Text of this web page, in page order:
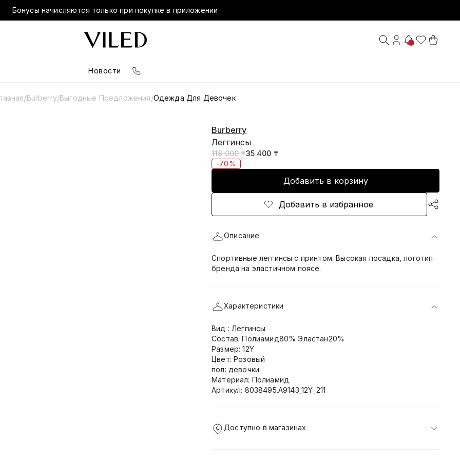
Бонусы начисляются только при покупке в приложении
Новости
/Burberry/Выгодные Предложения/Одежда Для Девочек
Burberry
Леггинсы
118 000 ₸35 400 ₸
-70%
Добавить в корзину
Добавить в избранное
Описание
Спортивные леггинсы с принтом. Высокая посадка, логотип
бренда на эластичном поясе.
Характеристики
Вид : Леггинсы
Состав: Полиамид80% Эластан20%
Размер: 12Y
Цвет: Розовый
пол: девочки
Материал: Полиамид
Артикул: 8038495.A9143_12Y_211
Доступно в магазинах